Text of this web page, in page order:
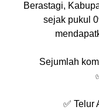
Berastagi,
sejak pukul
Sejumlah
✅ Telur